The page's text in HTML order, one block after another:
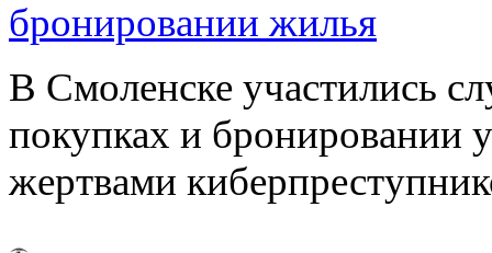
бронировании жилья
В Смоленске участились
покупках и бронировании
жертвами